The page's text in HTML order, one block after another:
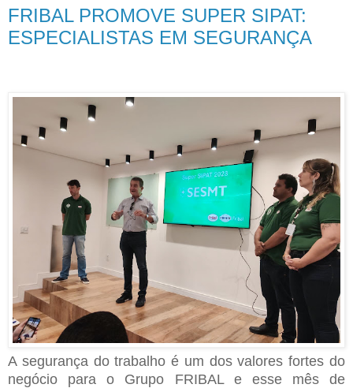
FRIBAL PROMOVE SUPER SIPAT:
ESPECIALISTAS EM SEGURANÇA
A segurança do trabalho é um dos valores fortes do
negócio para o Grupo FRIBAL e esse mês de